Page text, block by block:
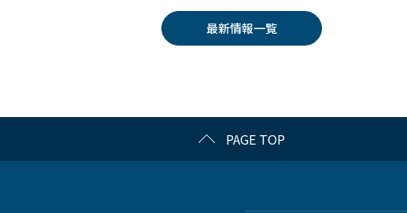
最新情報一覧
PAGE TOP